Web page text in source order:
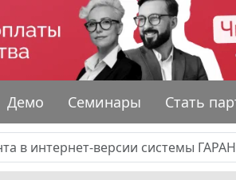
Демо Семинары Стать